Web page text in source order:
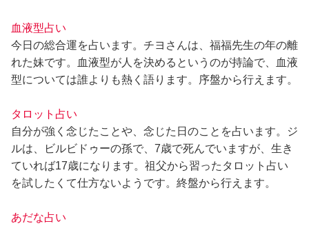
血液型占い
今日の総合運を占います。チヨさんは、福福先生の年の離
れた妹です。血液型が人を決めるというのが持論で、血液
型については誰よりも熱く語ります。序盤から行えます。
タロット占い
自分が強く念じたことや、念じた日のことを占います。ジ
ルは、ビルビドゥーの孫で、7歳で死んでいますが、生き
ていれば17歳になります。祖父から習ったタロット占い
を試したくて仕方ないようです。終盤から行えます。
あだな占い